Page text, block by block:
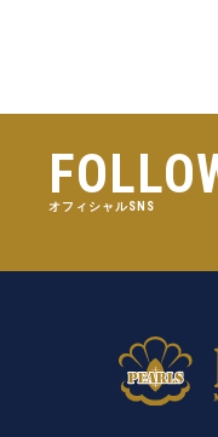
オフィシャルSNS